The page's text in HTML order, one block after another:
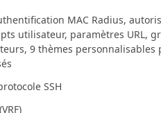
MAC Radius,
utilisateur, paramètres URL,
9 thèmes
SSH